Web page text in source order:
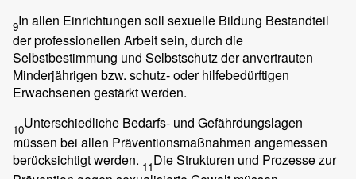
9In allen Einrichtungen soll sexuelle Bildung Bestandteil
der professionellen Arbeit sein, durch die
Selbstbestimmung und Selbstschutz der anvertrauten
Minderjährigen bzw. schutz- oder hilfebedürftigen
Erwachsenen gestärkt werden.
10Unterschiedliche Bedarfs- und Gefährdungslagen
müssen bei allen Präventionsmaßnahmen angemessen
berücksichtigt werden. 11Die Strukturen und Prozesse zur